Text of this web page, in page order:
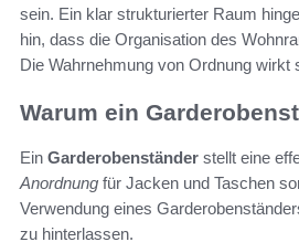
sein. Ein klar strukturierter Raum
hin, dass die Organisation des
Die Wahrnehmung von Ordnung
Warum ein
Ein Garderobenständer stellt eine
Anordnung für Jacken und Taschen
Verwendung eines
zu hinterlassen.